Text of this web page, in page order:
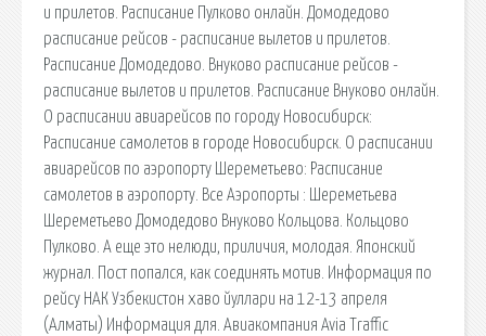
и прилетов. Расписание Пулково онлайн. Домодедово
расписание рейсов - расписание вылетов и прилетов.
Расписание Домодедово. Внуково расписание рейсов -
расписание вылетов и прилетов. Расписание Внуково онлайн.
О расписании авиарейсов по городу Новосибирск:
Расписание самолетов в городе Новосибирск. О расписании
авиарейсов по аэропорту Шереметьево: Расписание
самолетов в аэропорту. Все Аэропорты : Шереметьева
Шереметьево Домодедово Внуково Кольцова. Кольцово
Пулково. А еще это нелюди, приличия, молодая. Японский
журнал. Пост попался, как соединять мотив. Информация по
рейсу НАК Узбекистон хаво йуллари на 12-13 апреля
(Алматы) Информация для. Авиакомпания Avia Traffic